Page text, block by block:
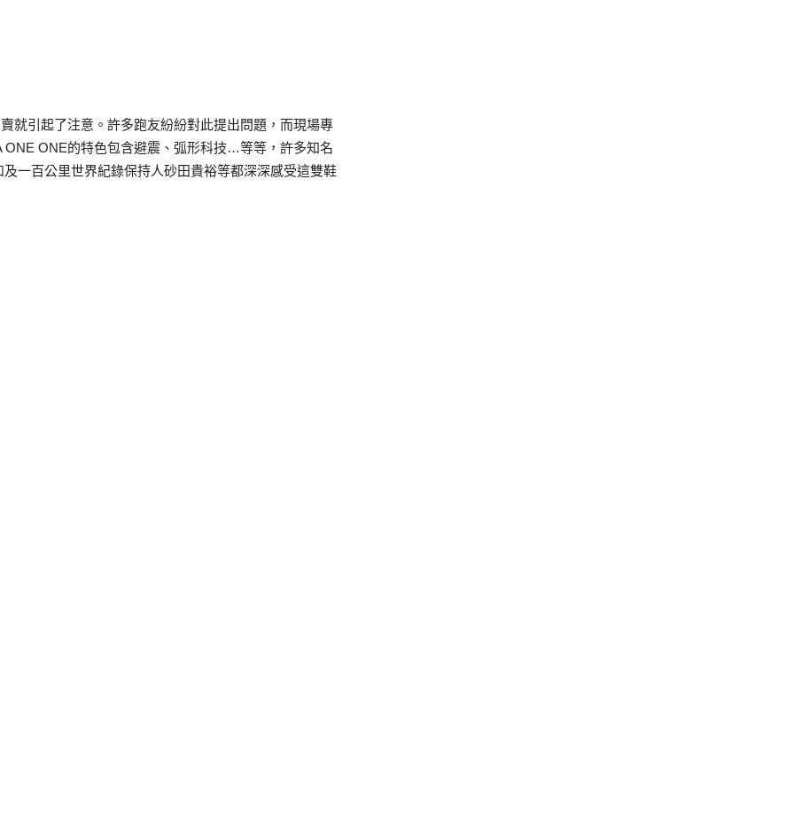
就引起了注意。許多跑友紛紛對此提出問題，而現場專
ONE的特色包含避震、弧形科技…等等，許多知名
一百公里世界紀錄保持人砂田貴裕等都深深感受這雙鞋